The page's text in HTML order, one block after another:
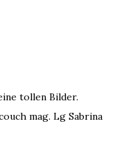
tollen Bilder.
mag. Lg Sabrina